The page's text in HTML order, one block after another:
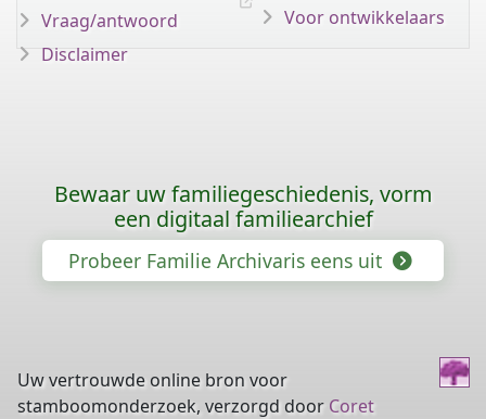
Vraag/antwoord
Disclaimer
Voor ontwikkelaars
Bewaar uw familiegeschiedenis, vorm
een digitaal familiearchief
Probeer Familie Archivaris eens uit
Uw vertrouwde online bron voor
stamboomonderzoek, verzorgd door Coret